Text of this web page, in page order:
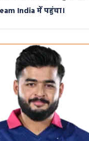
India में पहुंचा।